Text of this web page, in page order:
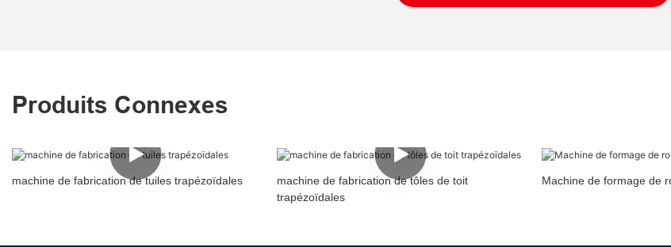
Produits Connexes
machine de fabrication de tuiles trapézoïdales
machine de fabrication de tôles de toit
trapézoïdales
Machine de formage de